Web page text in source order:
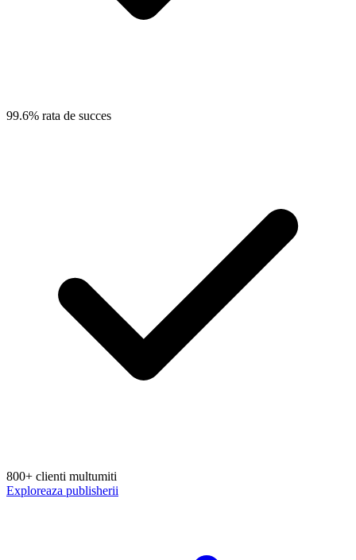
99.6% rata de succes
800+ clienti multumiti
Exploreaza publisherii